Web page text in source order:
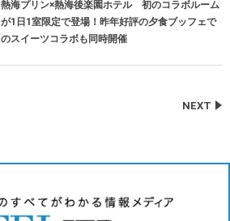
熱海プリン×熱海後楽園ホテル 初のコラボルーム
が1日1室限定で登場！昨年好評の夕食ブッフェで
のスイーツコラボも同時開催
NEXT